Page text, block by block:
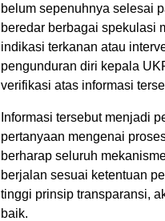
belum sepenuhnya selesai
beredar berbagai spekulasi
indikasi terkanan atau
pengunduran diri kepala
verifikasi atas informasi
Informasi tersebut menjadi
pertanyaan mengenai
berharap seluruh
berjalan sesuai ketentuan
tinggi prinsip transparansi,
baik.